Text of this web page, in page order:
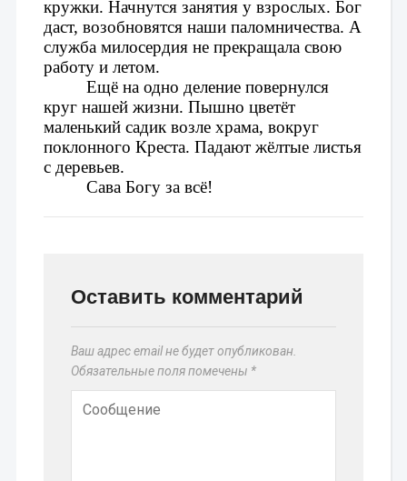
кружки. Начнутся занятия у взрослых. Бог
даст, возобновятся наши паломничества. А
служба милосердия не прекращала свою
работу и летом.
Ещё на одно деление повернулся
круг нашей жизни. Пышно цветёт
маленький садик возле храма, вокруг
поклонного Креста. Падают жёлтые листья
с деревьев.
Сава Богу за всё!
Оставить комментарий
Ваш адрес email не будет опубликован.
Обязательные поля помечены *